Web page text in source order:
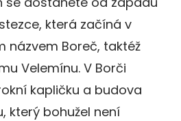
která začíná v
názvem Boreč, taktéž
Velemínu. V Borči
kapličku a budova
který bohužel není